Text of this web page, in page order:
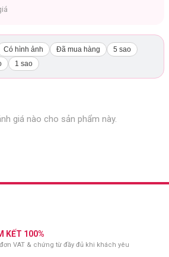
giúp da mịn màng và tươi sáng.
gây dị ứng.
nhức khi bị mụn.
Có hình ảnh Đã mua hàng
5 sao
1 sao
giá nào cho sản phẩm này.
KẾT 100%
VAT & chứng từ đầy đủ khi khách yêu